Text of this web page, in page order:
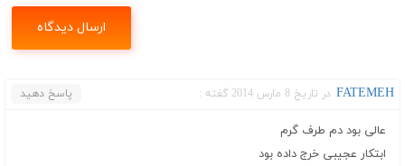
FATEMEH در تاریخ 8 مارس 2014 گفته : پاسخ دهید
عالی بود دم طرف گرم
ابتکار عجیبی خرج داده بود